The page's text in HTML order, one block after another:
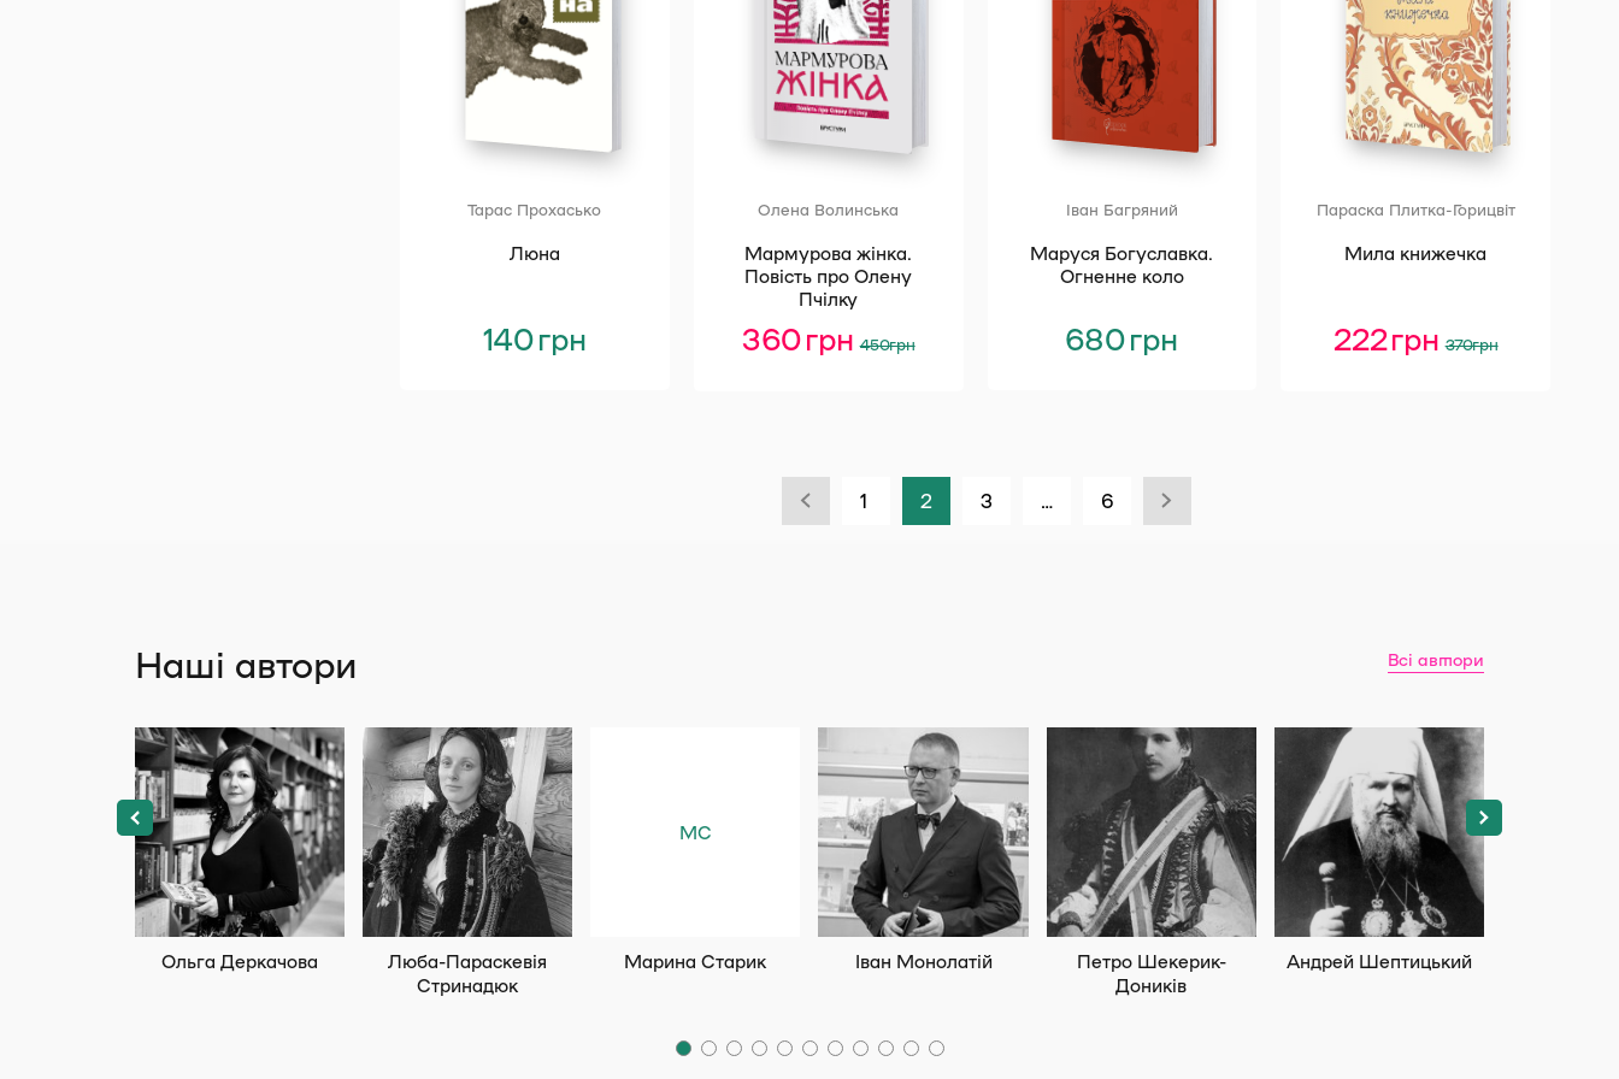
Люна
140грн
Тарас Прохасько
Мармурова жінка.
Повість про Олену
Пчілку
450грн
Оригінальна
ціна:
360грнПоточна
ціна:
Олена Волинська
Маруся Богуславка.
Огненне коло
680грн
Іван Багряний
Мила книжечка
370грн
Оригінальна
ціна:
222грнПоточна
ціна:
Параска Плитка-Горицвіт
1 2 3 6
Наші автори Всі автори
Ольга Деркачова
Люба-Параскевія
Стринадюк
МС
Марина Старик Іван Монолатій
Петро Шекерик-
Доників
Андрей Шептицький